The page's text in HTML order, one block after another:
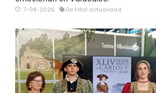
7-08-2026 De total actualidad